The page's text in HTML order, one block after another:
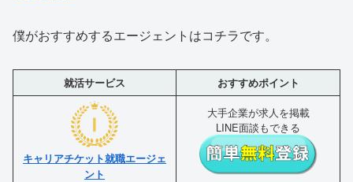
僕がおすすめするエージェントはコチラです。
就活サービス おすすめポイント
キャリアチケット就職エージェ
ント
大手企業が求人を掲載
LINE面談もできる